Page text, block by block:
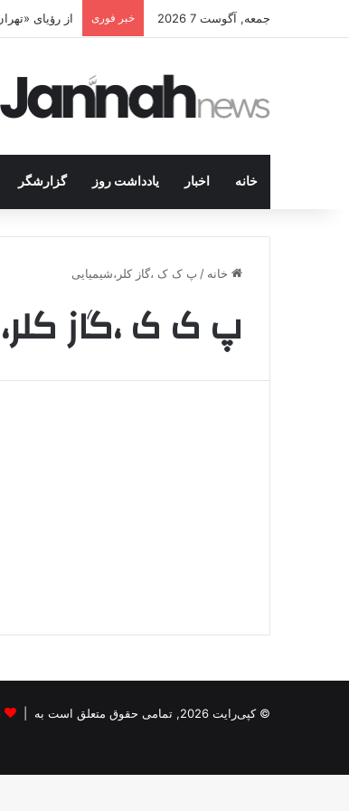
جمعه, آگوست 7 2026 خبر فوری از رؤیای
خانه اخبار یادداشت روز گزارشگر
خانه / پ ک ک ،گاز کلر،شیمیایی
پ ک ک ،گاز
© کپی‌رایت 2026, تمامی حقوق متعلق است به |